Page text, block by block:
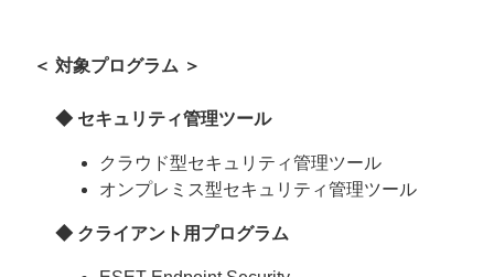
＜ 対象プログラム ＞
◆ セキュリティ管理ツール
クラウド型セキュリティ管理ツール
オンプレミス型セキュリティ管理ツール
◆ クライアント用プログラム